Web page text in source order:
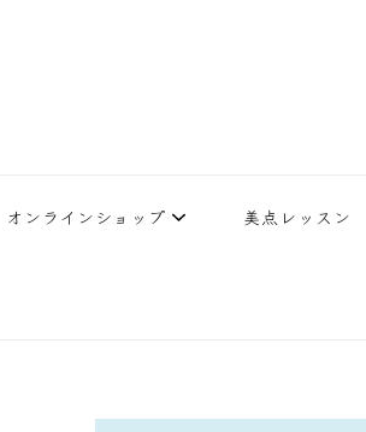
オンラインショップ 美点レッスン